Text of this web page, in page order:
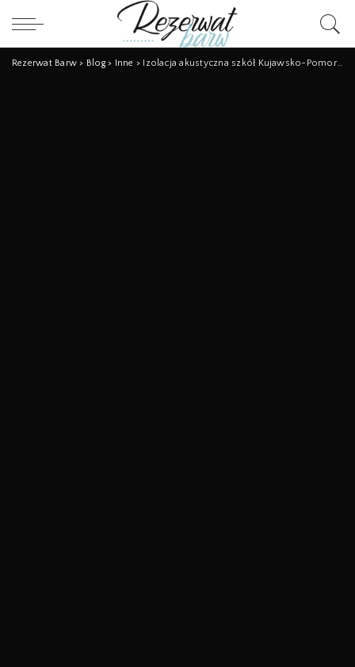
Rezerwat Barw > Blog> Inne > Izolacja akustyczna szkół Kujawsko-Pomorskie